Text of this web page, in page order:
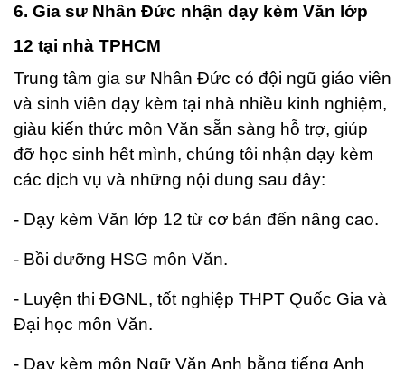
6. Gia sư Nhân Đức nhận dạy kèm Văn lớp
12 tại nhà TPHCM
Trung tâm gia sư Nhân Đức có đội ngũ giáo viên
và sinh viên dạy kèm tại nhà nhiều kinh nghiệm,
giàu kiến thức môn Văn sẵn sàng hỗ trợ, giúp
đỡ học sinh hết mình, chúng tôi nhận dạy kèm
các dịch vụ và những nội dung sau đây:
- Dạy kèm Văn lớp 12 từ cơ bản đến nâng cao.
- Bồi dưỡng HSG môn Văn.
- Luyện thi ĐGNL, tốt nghiệp THPT Quốc Gia và
Đại học môn Văn.
- Dạy kèm môn Ngữ Văn Anh bằng tiếng Anh